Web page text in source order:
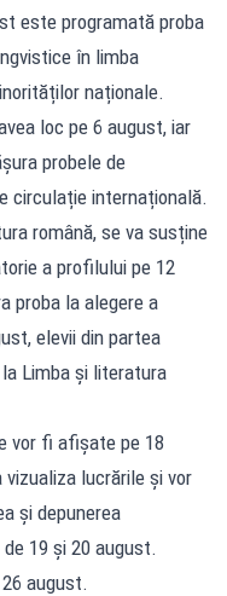
este programată proba
în limba
naționale.
loc pe 6 august, iar
probele de
circulație internațională.
română, se va susține
a profilului pe 12
proba la alegere a
elevii din partea
Limba și literatura
vor fi afișate pe 18
lucrările și vor
și depunerea
19 și 20 august.
august.